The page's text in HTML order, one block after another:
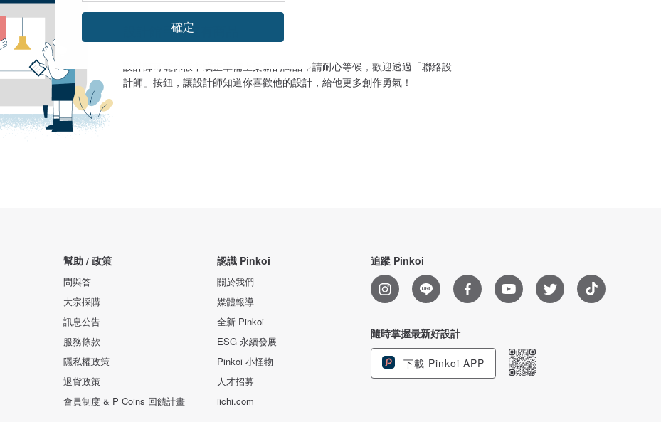
設計館目前沒有商品
設計師可能休假中或正準備上架新的商品，請耐心等候，歡迎透過「聯絡設
計師」按鈕，讓設計師知道你喜歡他的設計，給他更多創作勇氣！
幫助 / 政策
問與答
大宗採購
訊息公告
服務條款
隱私權政策
退貨政策
會員制度 & P Coins 回饋計畫
認識 Pinkoi
關於我們
媒體報導
全新 Pinkoi
ESG 永續發展
Pinkoi 小怪物
人才招募
iichi.com
追蹤 Pinkoi
隨時掌握最新好設計
下載 Pinkoi APP
確定